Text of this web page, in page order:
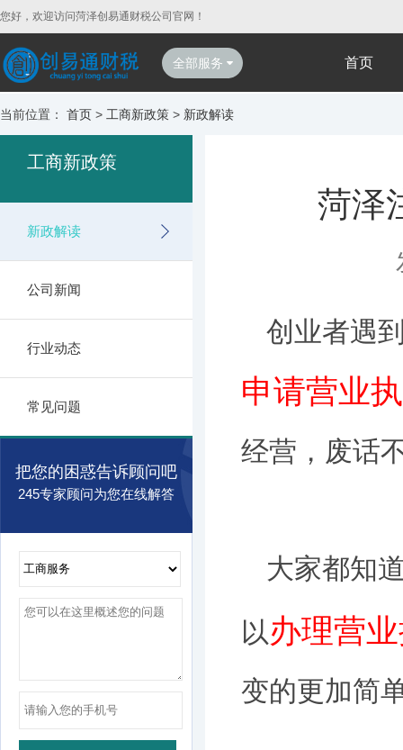
您好，欢迎访问菏泽创易通财税公司官网！
全部服务 首页
当前位置： 首页 > 工商新政策 > 新政解读
工商新政策
新政解读
公司新闻
行业动态
常见问题
把您的困惑告诉顾问吧
245专家顾问为您在线解答
菏泽
创业者遇
申请营业
经营，废话
大家都知
以办理营
变的更加简